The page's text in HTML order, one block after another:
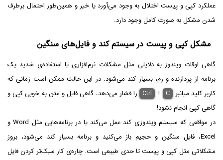
عملکرد کپی و پیست اختلال به وجود می‌آورد یا خیر و همین‌طور احتمال برطرف
شدن مشکل به صورت کامل وجود دارد.
مشکل کپی و پیست در سیستم کند و فایل‌های سنگین
گاهی اوقات ویندوز به دلایلی مثل مشکلات نرم‌افزاری یا استفاده‌ی شدید یک
برنامه از پردازنده و رم، بسیار کند می‌شود. در این حالت ممکن است زمانی که
کاربر کلید میانبر
Ctrl + C
را فشار می‌دهد، گاهی فایل و متن به خوبی کپی و
گاهی کپی انجام نشود!
در مواقعی که سیستم ویندوزی کند عمل می‌کند یا در برنامه‌هایی مثل Word و
Excel، فایل سنگین و حجیم باز می‌کنید و برنامه بسیار کند می‌شود، بروز
مشکلاتی مثل کپی و پیست تا حدی طبیعی است. چاره‌ی کار سبک‌تر کردن فایل